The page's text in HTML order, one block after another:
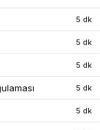
5 dk
5 dk
5 dk
5 dk
5 dk